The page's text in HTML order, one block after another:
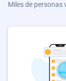
Miles de personas